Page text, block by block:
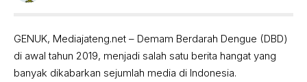
GENUK, Mediajateng.net – Demam Berdarah Dengue (DBD)
di awal tahun 2019, menjadi salah satu berita hangat yang
banyak dikabarkan sejumlah media di Indonesia.